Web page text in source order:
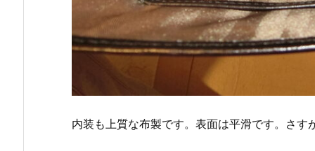
内装も上質な布製です。表面は平滑です。さす